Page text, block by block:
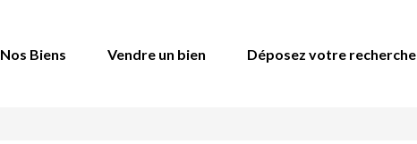
Nos Biens Vendre un bien Déposez votre recherche